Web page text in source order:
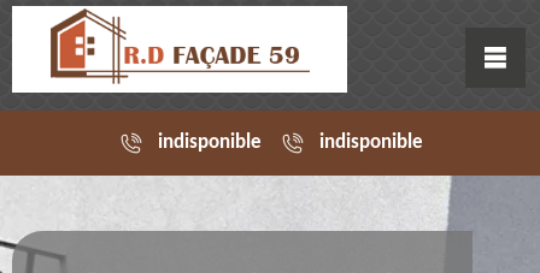
indisponible indisponible